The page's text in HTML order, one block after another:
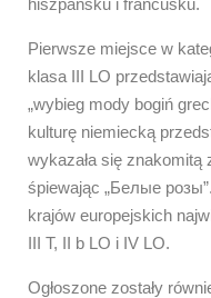
Pierwsze miejsce w
klasa III LO
„wybieg mody bogiń
kulturę niemiecką
wykazała się
śpiewając „Белые
krajów europejskich
III T, II b LO i IV LO.
Ogłoszone zostały